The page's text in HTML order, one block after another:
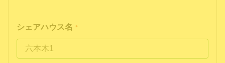
シェアハウス名 *